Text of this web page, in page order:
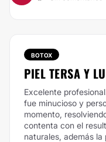
BOTOX
PIEL TERSA Y
Excelente
fue minucioso y
momento,
contenta con el
naturales, además